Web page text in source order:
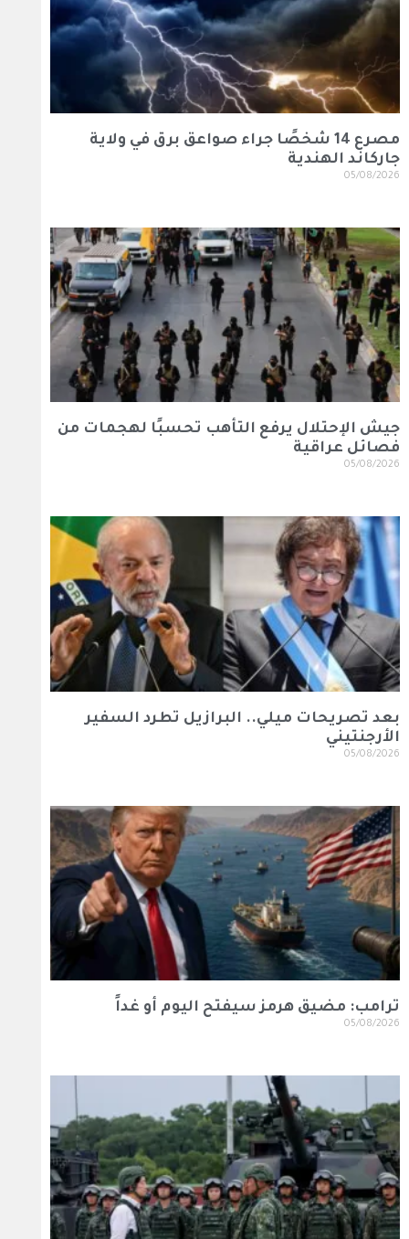
مصرع 14 شخصًا جراء صواعق برق في ولاية
جاركاند الهندية
05/08/2026
جيش الإحتلال يرفع التأهب تحسبًا لهجمات من
فصائل عراقية
05/08/2026
بعد تصريحات ميلي.. البرازيل تطرد السفير
الأرجنتيني
05/08/2026
ترامب: مضيق هرمز سيفتح اليوم أو غداً
05/08/2026